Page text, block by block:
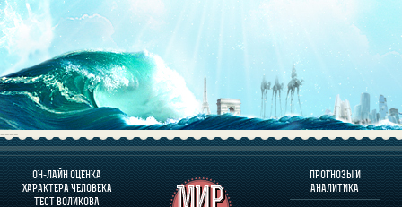
----
ОН-ЛАЙН ОЦЕНКА
ХАРАКТЕРА ЧЕЛОВЕКА
ТЕСТ ВОЛИКОВА
ПРОГНОЗЫ И
АНАЛИТИКА
О ПРОГРАММЕ
ОЦЕНКА ХАРАКТЕРA ЧЕЛОВЕКА